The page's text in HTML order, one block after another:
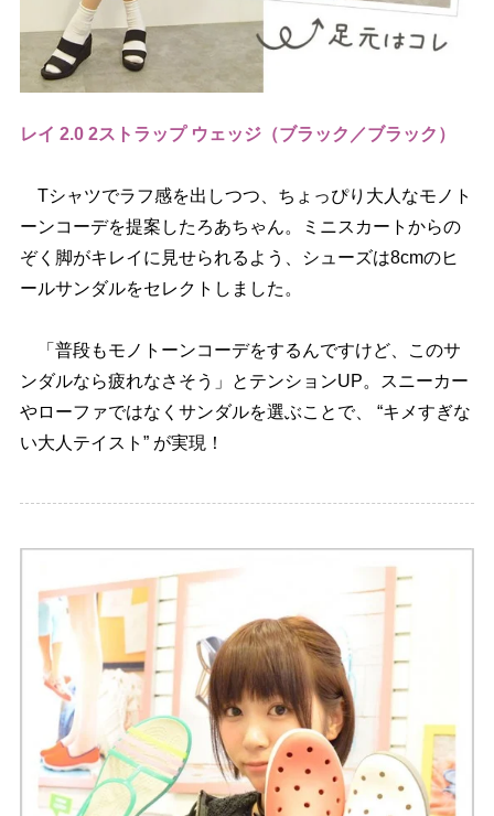
レイ 2.0 2ストラップ ウェッジ（ブラック／ブラック）
Tシャツでラフ感を出しつつ、ちょっぴり大人なモノト
ーンコーデを提案したろあちゃん。ミニスカートからの
ぞく脚がキレイに見せられるよう、シューズは8cmのヒ
ールサンダルをセレクトしました。
「普段もモノトーンコーデをするんですけど、このサ
ンダルなら疲れなさそう」とテンションUP。スニーカー
ローファではなくサンダルを選ぶことで、 “キメすぎな
い大人テイスト” が実現！